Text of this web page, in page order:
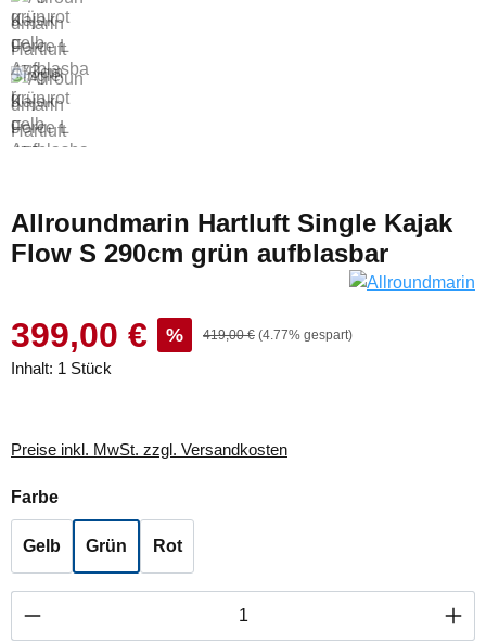
Allroundmarin Hartluft Single Kajak
Flow S 290cm grün aufblasbar
399,00 € % 419,00 € (4.77% gespart)
Inhalt: 1 Stück
Preise inkl. MwSt. zzgl. Versandkosten
Farbeauswählen
Gelb Grün Rot
Produkt Anzahl: Gib den gewünschten